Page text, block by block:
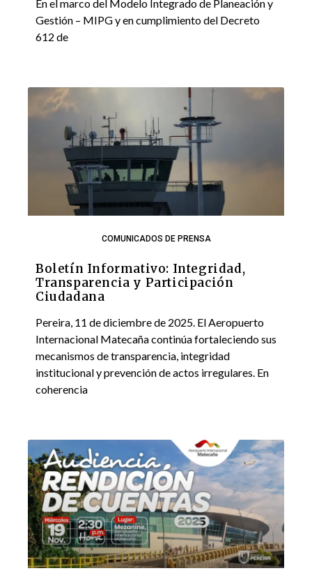
En el marco del Modelo Integrado de Planeación y
Gestión – MIPG y en cumplimiento del Decreto
612 de
COMUNICADOS DE PRENSA
Boletín Informativo: Integridad,
Transparencia y Participación
Ciudadana
Pereira, 11 de diciembre de 2025. El Aeropuerto
Internacional Matecaña continúa fortaleciendo sus
mecanismos de transparencia, integridad
institucional y prevención de actos irregulares. En
coherencia